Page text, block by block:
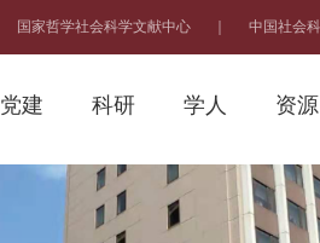
国家哲学社会科学文献中心 中国社会
党建 科研 学人 资源